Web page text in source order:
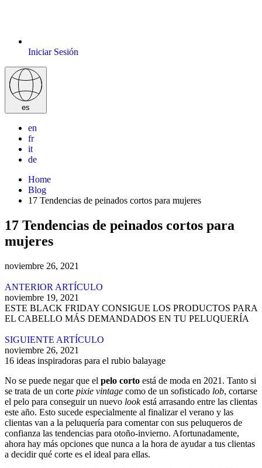
Iniciar Sesión
es
en
fr
it
de
Home
Blog
17 Tendencias de peinados cortos para mujeres
17 Tendencias de peinados cortos para
mujeres
noviembre 26, 2021
ANTERIOR ARTÍCULO
noviembre 19, 2021
ESTE BLACK FRIDAY CONSIGUE LOS PRODUCTOS PARA
EL CABELLO MÁS DEMANDADOS EN TU PELUQUERÍA
SIGUIENTE ARTÍCULO
noviembre 26, 2021
16 ideas inspiradoras para el rubio balayage
No se puede negar que el pelo corto está de moda en 2021. Tanto si
se trata de un corte pixie vintage como de un sofisticado lob, cortarse
el pelo para conseguir un nuevo lookestá arrasando entre las clientas
este año. Esto sucede especialmente al finalizar el verano y las
clientas van a la peluquería para comentar con sus peluqueros de
confianza las tendencias para otoño-invierno. Afortunadamente,
ahora hay más opciones que nunca a la hora de ayudar a tus clientas
a decidir qué corte es el ideal para ellas.